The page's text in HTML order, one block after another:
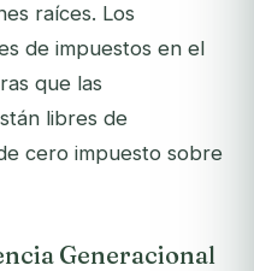
raíces. Los
de impuestos en el
que las
libres de
cero impuesto sobre
Generacional